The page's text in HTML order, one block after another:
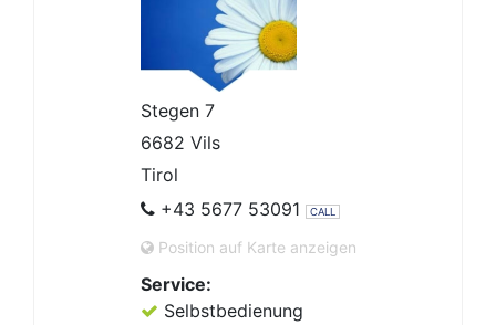
Stegen 7
6682 Vils
Tirol
+43 5677 53091
CALL
Position auf Karte anzeigen
Service:
Selbstbedienung